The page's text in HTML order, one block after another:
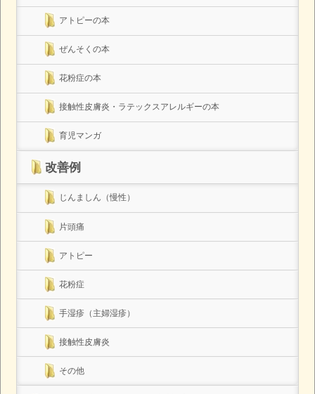
アトピーの本
ぜんそくの本
花粉症の本
接触性皮膚炎・ラテックスアレルギーの本
育児マンガ
改善例
じんましん（慢性）
片頭痛
アトピー
花粉症
手湿疹（主婦湿疹）
接触性皮膚炎
その他